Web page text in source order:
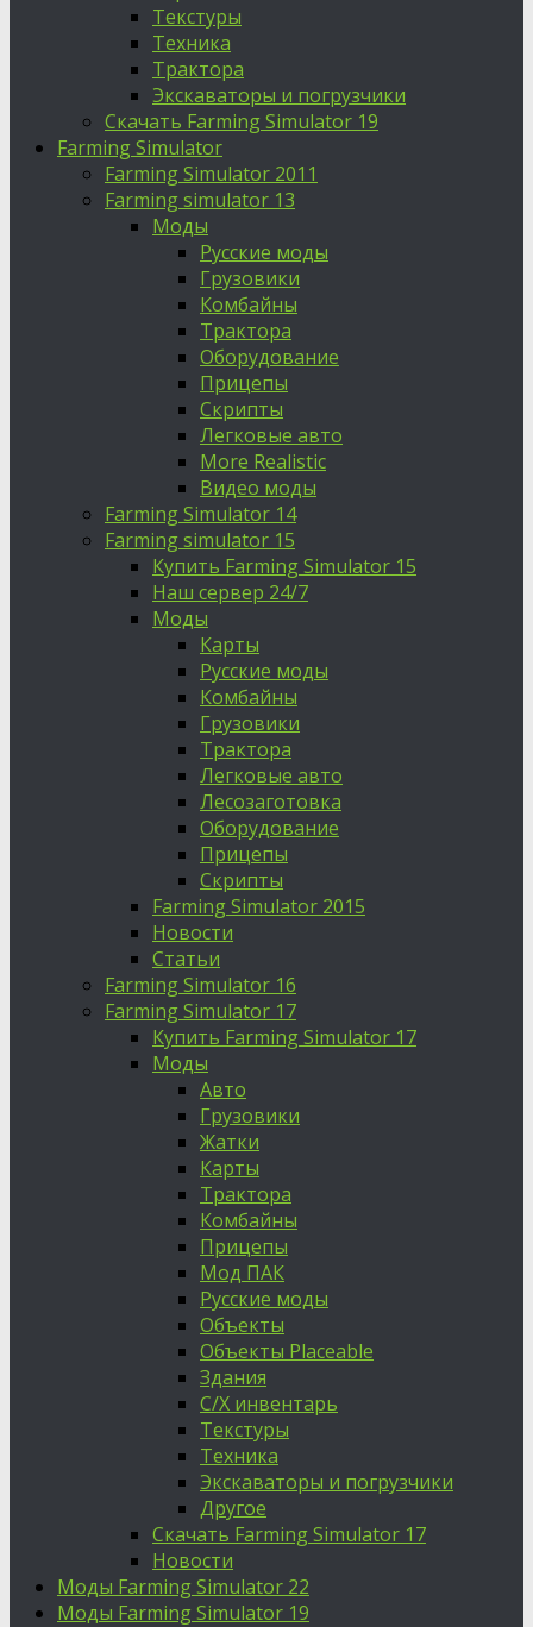
Текстуры
Техника
Трактора
Экскаваторы и погрузчики
Скачать Farming Simulator 19
Farming Simulator
Farming Simulator 2011
Farming simulator 13
Моды
Русские моды
Грузовики
Комбайны
Трактора
Оборудование
Прицепы
Скрипты
Легковые авто
More Realistic
Видео моды
Farming Simulator 14
Farming simulator 15
Купить Farming Simulator 15
Наш сервер 24/7
Моды
Карты
Русские моды
Комбайны
Грузовики
Трактора
Легковые авто
Лесозаготовка
Оборудование
Прицепы
Скрипты
Farming Simulator 2015
Новости
Статьи
Farming Simulator 16
Farming Simulator 17
Купить Farming Simulator 17
Моды
Авто
Грузовики
Жатки
Карты
Трактора
Комбайны
Прицепы
Мод ПАК
Русские моды
Объекты
Объекты Placeable
Здания
С/Х инвентарь
Текстуры
Техника
Экскаваторы и погрузчики
Другое
Скачать Farming Simulator 17
Новости
Моды Farming Simulator 22
Моды Farming Simulator 19